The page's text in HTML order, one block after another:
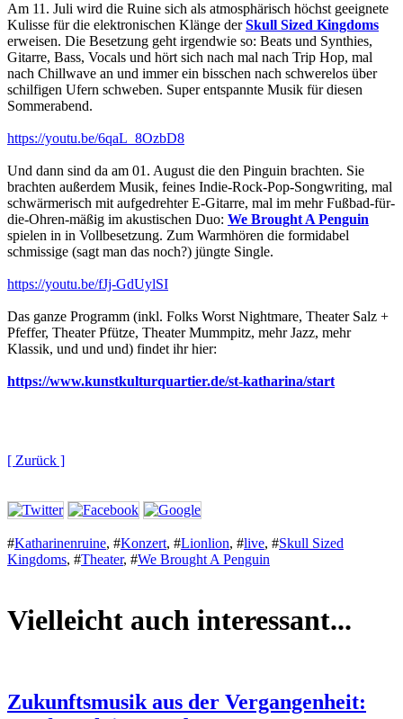
Am 11. Juli wird die Ruine sich als atmosphärisch höchst geeignete
Kulisse für die elektronischen Klänge derSkull Sized Kingdoms
erweisen. Die Besetzung geht irgendwie so: Beats und Synthies,
Gitarre, Bass, Vocals und hört sich nach mal nach Trip Hop, mal
nach Chillwave an und immer ein bisschen nach schwerelos über
schilfigen Ufern schweben. Super entspannte Musik für diesen
Sommerabend.
https://youtu.be/6qaL_8OzbD8
Und dann sind da am 01. August die den Pinguin brachten. Sie
brachten außerdem Musik, feines Indie-Rock-Pop-Songwriting, mal
schwärmerisch mit aufgedrehter E-Gitarre, mal im mehr Fußbad-für-
die-Ohren-mäßig im akustischen Duo: We Brought A Penguin
spielen in in Vollbesetzung. Zum Warmhören die formidabel
schmissige (sagt man das noch?) jüngte Single.
https://youtu.be/fJj-GdUylSI
Das ganze Programm (inkl. Folks Worst Nightmare, Theater Salz +
Pfeffer, Theater Pfütze, Theater Mummpitz, mehr Jazz, mehr
Klassik, und und und) findet ihr hier:
https://www.kunstkulturquartier.de/st-katharina/start
[ Zurück ]
#Katharinenruine, #Konzert, #Lionlion, #live, #Skull Sized
Kingdoms, #Theater, #We Brought A Penguin
Vielleicht auch interessant...
Zukunftsmusik aus der Vergangenheit: